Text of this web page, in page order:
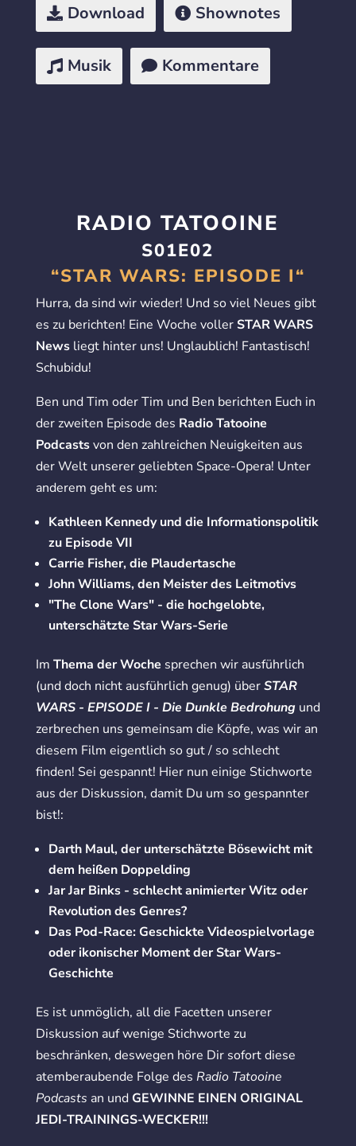
Download Shownotes
Musik Kommentare
RADIO TATOOINE
S01E02
“STAR WARS: EPISODE I“
Hurra, da sind wir wieder! Und so viel Neues gibt
es zu berichten! Eine Woche voller STAR WARS
Newsliegt hinter uns! Unglaublich! Fantastisch!
Schubidu!
Ben und Tim oder Tim und Ben berichten Euch in
der zweiten Episode des Radio Tatooine
Podcastsvon den zahlreichen Neuigkeiten aus
der Welt unserer geliebten Space-Opera! Unter
anderem geht es um:
Kathleen Kennedy und die Informationspolitik
zu Episode VII
Carrie Fisher, die Plaudertasche
John Williams, den Meister des Leitmotivs
"The Clone Wars" - die hochgelobte,
unterschätzte Star Wars-Serie
Im Thema der Woche sprechen wir ausführlich
(und doch nicht ausführlich genug) überSTAR
WARS - EPISODE I - Die Dunkle Bedrohungund
zerbrechen uns gemeinsam die Köpfe, was wir an
diesem Film eigentlich so gut / so schlecht
finden! Sei gespannt! Hier nun einige Stichworte
aus der Diskussion, damit Du um so gespannter
bist!:
Darth Maul, der unterschätzte Bösewicht mit
dem heißen Doppelding
Jar Jar Binks - schlecht animierter Witz oder
Revolution des Genres?
Das Pod-Race: Geschickte Videospielvorlage
oder ikonischer Moment der Star Wars-
Geschichte
Es ist unmöglich, all die Facetten unserer
Diskussion auf wenige Stichworte zu
beschränken, deswegen höre Dir sofort diese
atemberaubende Folge des Radio Tatooine
Podcasts an und GEWINNE EINEN ORIGINAL
JEDI-TRAININGS-WECKER!!!